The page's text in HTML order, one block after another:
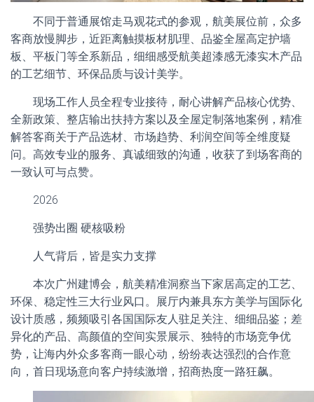
不同于普通展馆走马观花式的参观，航美展位前，众多
客商放慢脚步，近距离触摸板材肌理、品鉴全屋高定护墙
板、平板门等全系新品，细细感受航美超漆感无漆实木产品
的工艺细节、环保品质与设计美学。
现场工作人员全程专业接待，耐心讲解产品核心优势、
全新政策、整店输出扶持方案以及全屋定制落地案例，精准
解答客商关于产品选材、市场趋势、利润空间等全维度疑
问。高效专业的服务、真诚细致的沟通，收获了到场客商的
一致认可与点赞。
2026
强势出圈 硬核吸粉
人气背后，皆是实力支撑
本次广州建博会，航美精准洞察当下家居高定的工艺、
环保、稳定性三大行业风口。展厅内兼具东方美学与国际化
设计质感，频频吸引各国国际友人驻足关注、细细品鉴；差
异化的产品、高颜值的空间实景展示、独特的市场竞争优
势，让海内外众多客商一眼心动，纷纷表达强烈的合作意
向，首日现场意向客户持续激增，招商热度一路狂飙。